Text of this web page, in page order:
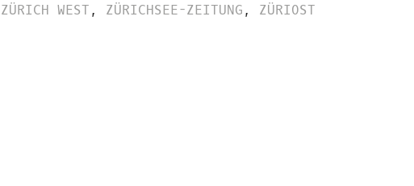
ZÜRICH WEST, ZÜRICHSEE-ZEITUNG, ZÜRIOST